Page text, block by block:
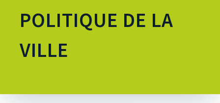
POLITIQUE DE LA
VILLE